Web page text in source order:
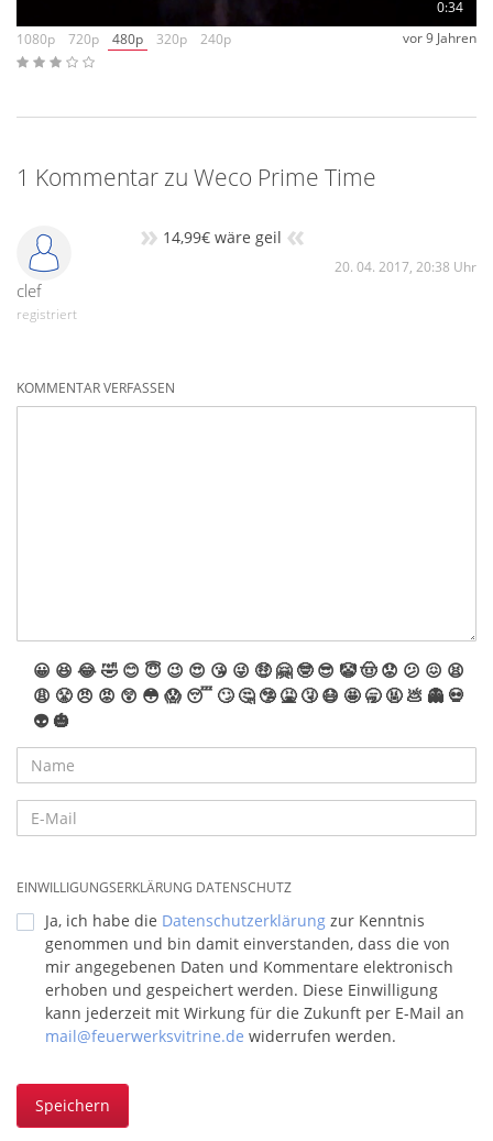
0:34
1080p
720p 480p 320p 240p vor 9 Jahren
1 Kommentar zu Weco Prime Time
clef
registriert
» 14,99€ wäre geil «
20. 04. 2017, 20:38 Uhr
KOMMENTAR VERFASSEN
😀 😆 😂🤣 😊 😇 😉 😍 😘 😜 🤑 🤗 🤓 😎 🤡🤠 😟 😕 😖 😫
😩 😤 😠 😡 😲 😳 😱 😴 🙄 🤔 🤥 🤮 🤧 😷 🤩 🥱 🤬 💩 👻 💀
👽 🎃
EINWILLIGUNGSERKLÄRUNG DATENSCHUTZ
Ja, ich habe die Datenschutzerklärung zur Kenntnis
genommen und bin damit einverstanden, dass die von
mir angegebenen Daten und Kommentare elektronisch
erhoben und gespeichert werden. Diese Einwilligung
kann jederzeit mit Wirkung für die Zukunft per E-Mail an
mail@feuerwerksvitrine.de widerrufen werden.
Speichern